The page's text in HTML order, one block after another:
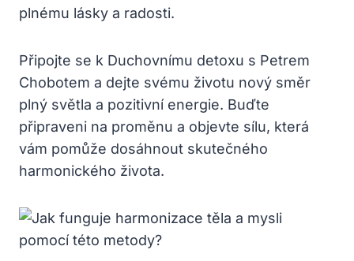
plnému lásky a radosti.
Připojte se k Duchovnímu detoxu s Petrem
Chobotem a dejte svému životu nový směr
plný světla a pozitivní energie. Buďte
připraveni na proměnu a objevte sílu, která
vám pomůže dosáhnout skutečného
harmonického života.